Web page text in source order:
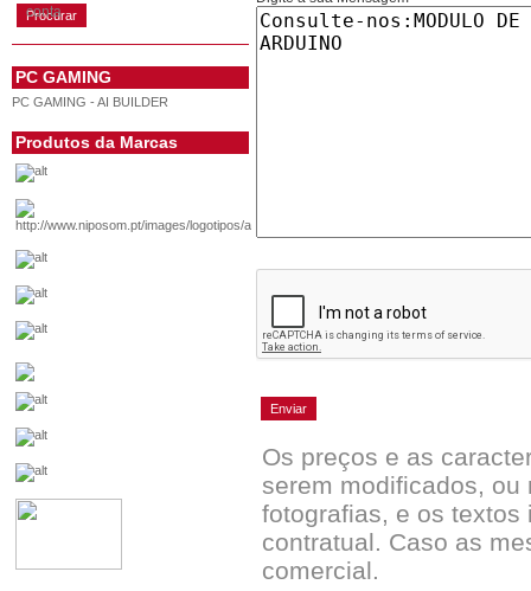
conta
PC GAMING
PC GAMING - AI BUILDER
Produtos da Marcas
Os preços e as
serem modificados, ou
fotografias, e os
contratual. Caso as
comercial.